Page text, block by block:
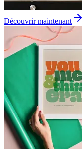
Découvrir maintenant